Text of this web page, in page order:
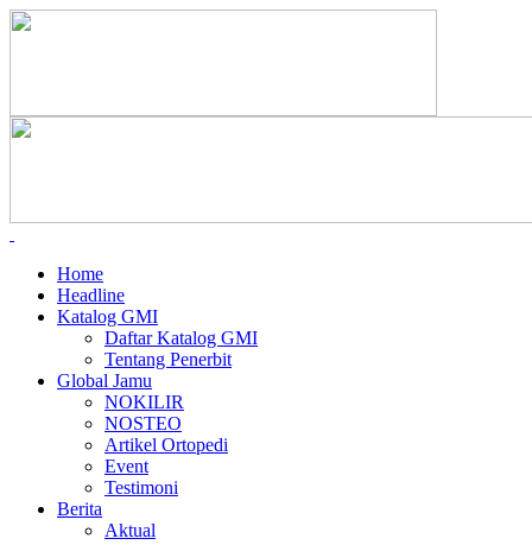
Home
Headline
Katalog GMI
Daftar Katalog GMI
Tentang Penerbit
Global Jamu
NOKILIR
NOSTEO
Artikel Ortopedi
Event
Testimoni
Berita
Aktual